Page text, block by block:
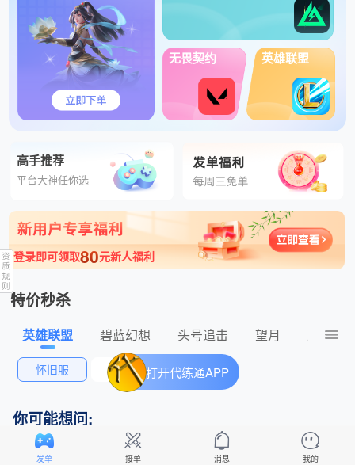
打开代练通APP
刚刚 没实力请勿接单 发布了王者荣耀445元的订单
刚刚 念念发单秒上号 发布了王者荣耀160元的订单
刚刚 殇殇v+zjytc002 发布了王者荣耀100元的订单
1分钟前 看好代练要求再接 发布了王者荣耀120元的订单
1分钟前 开挂=转单=扣全压 发布了三角洲行动210元的订单
无畏契约 英雄联盟
高手推荐
平台大神任你选
登录即可领取80元新人福利
特价秒杀
英雄联盟 碧蓝幻想 头号追击 望月 王者荣
怀旧服 排位赛
你可能想问:
怎么自己定价格、自定义标题发单？
发单 接单 消息 我的